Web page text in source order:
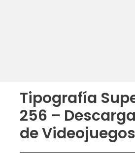
Tipografía
256 –
de Videojuegos